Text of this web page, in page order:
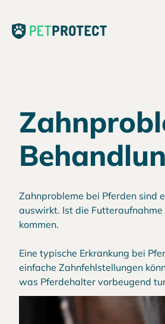
Zahnprobleme bei Pferden sind
auswirkt. Ist die Futteraufnahme
kommen.
Eine typische Erkrankung bei
einfache Zahnfehlstellungen
was Pferdehalter vorbeugend